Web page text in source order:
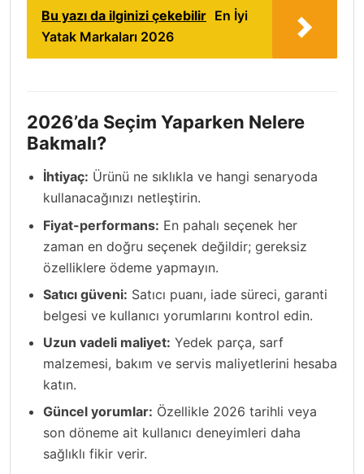
Bu yazı da ilginizi çekebilir En İyi
Yatak Markaları 2026
2026’da Seçim Yaparken Nelere
Bakmalı?
İhtiyaç: Ürünü ne sıklıkla ve hangi senaryoda
kullanacağınızı netleştirin.
Fiyat-performans: En pahalı seçenek her
zaman en doğru seçenek değildir; gereksiz
özelliklere ödeme yapmayın.
Satıcı güveni: Satıcı puanı, iade süreci, garanti
belgesi ve kullanıcı yorumlarını kontrol edin.
Uzun vadeli maliyet: Yedek parça, sarf
malzemesi, bakım ve servis maliyetlerini hesaba
katın.
Güncel yorumlar: Özellikle 2026 tarihli veya
son döneme ait kullanıcı deneyimleri daha
sağlıklı fikir verir.